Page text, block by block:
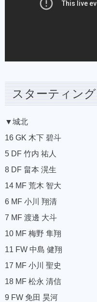
スターティン
▼城北
16 GK 木下 碧斗
5 DF 竹内 祐人
8 DF 畠本 滉生
14 MF 荒木 智大
6 MF 小川 翔清
7 MF 渡邊 大斗
10 MF 梅野 隼翔
11 FW 中島 健翔
17 MF 小川 聖史
18 MF 松永 清信
9 FW 免田 昊河